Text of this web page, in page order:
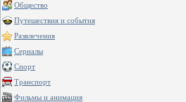
Общество
Путешествия и события
Развлечения
Сериалы
Спорт
Транспорт
Фильмы и анимация